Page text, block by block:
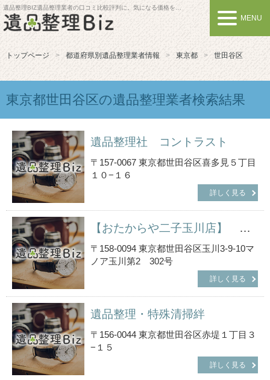
遺品整理BIZ遺品整理業者の口コミ比較評判に。気になる価格を比較しよう
MENU
トップページ 都道府県別遺品整理業者情報 東京都 世田谷区
東京都世田谷区の遺品整理業者検索結果
遺品整理社 コントラスト
〒157-0067 東京都世田谷区喜多見５丁目
１０−１６
詳しく見る
【おたからや二子玉川店】 世田谷区・金・ダイヤモンド・ブランドバック・切手・高価買取・遺品整理・買取
〒158-0094 東京都世田谷区玉川3-9-10マ
ノア玉川第2 302号
詳しく見る
遺品整理・特殊清掃絆
〒156-0044 東京都世田谷区赤堤１丁目３
−１５
詳しく見る